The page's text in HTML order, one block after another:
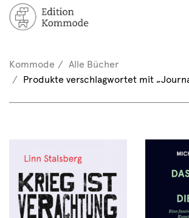
/ Registrieren
(0)
Kommode
Alle Bücher
Produkte verschlagwortet mit